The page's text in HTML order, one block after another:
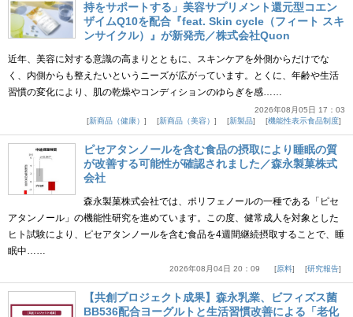
持をサポートする」美容サプリメント還元型コエン
ザイムQ10を配合『feat. Skin cycle（フィート スキ
ンサイクル）』が新発売／株式会社Quon
近年、美容に対する意識の高まりとともに、スキンケアを外側からだけでな
く、内側からも整えたいというニーズが広がっています。とくに、年齢や生活
習慣の変化により、肌の乾燥やコンディションのゆらぎを感……
2026年08月05日 17：03
新商品（健康）
新商品（美容） 新製品 機能性表示食品制度
ピセアタンノールを含む食品の摂取により睡眠の質
が改善する可能性が確認されました／森永製菓株式
会社
森永製菓株式会社では、ポリフェノールの一種である「ピセ
アタンノール」の機能性研究を進めています。この度、健常成人を対象とした
ヒト試験により、ピセアタンノールを含む食品を4週間継続摂取することで、睡
眠中……
2026年08月04日 20：09 原料 研究報告
【共創プロジェクト成果】森永乳業、ビフィズス菌
BB536配合ヨーグルトと生活習慣改善による「老化